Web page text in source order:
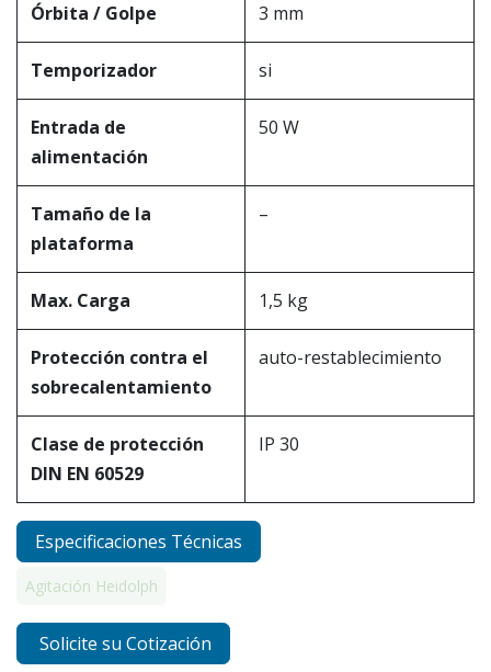
Órbita / Golpe 3 mm
Temporizador si
Entrada de
alimentación
50 W
Tamaño de la
plataforma
–
Max. Carga 1,5 kg
Protección contra el
sobrecalentamiento
auto-restablecimiento
Clase de protección
DIN EN 60529
IP 30
Especificaciones Técnicas
Agitación Heidolph
Solicite su Cotización